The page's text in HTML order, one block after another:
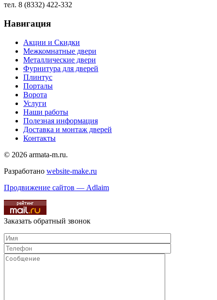
тел. 8 (8332) 422-332
Навигация
Акции и Скидки
Межкомнатные двери
Металлические двери
Фурнитура для дверей
Плинтус
Порталы
Ворота
Услуги
Наши работы
Полезная информация
Доставка и монтаж дверей
Контакты
© 2026 armata-m.ru.
Разработано website-make.ru
Продвижение сайтов — Adlaim
Заказать обратный звонок